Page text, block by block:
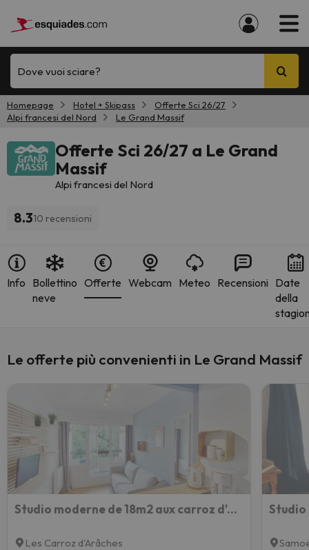
Dove vuoi sciare?
Homepage Hotel + Skipass
Offerte Sci 26/27
Alpi francesi del Nord
Le Grand Massif
Offerte Sci 26/27 a Le Grand
Massif
Alpi francesi del Nord
8.310 recensioni
Info Bollettino
neve
Offerte Webcam Meteo Recensioni Date
della
Le offerte più convenienti in Le Grand Massif
Studio moderne de 18m2 aux carroz d'arâches
Les Carroz d'Arâches
Studio